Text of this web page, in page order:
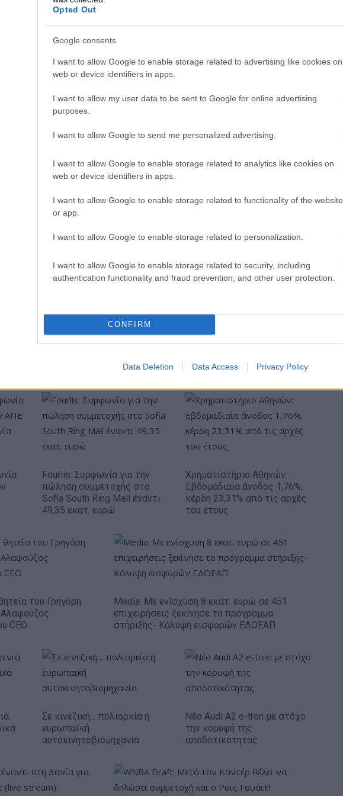
Opted Out
Google consents
I want to allow Google to enable storage related to advertising like cookies on
web or device identifiers in apps.
I want to allow my user data to be sent to Google for online advertising
purposes.
I want to allow Google to send me personalized advertising.
I want to allow Google to enable storage related to analytics like cookies on
web or device identifiers in apps.
I want to allow Google to enable storage related to functionality of the website
or app.
I want to allow Google to enable storage related to personalization.
I want to allow Google to enable storage related to security, including
authentication functionality and fraud prevention, and other user protection.
CONFIRM
Data Deletion Data Access Privacy Policy
οχήματος (VIN) καθ ‘όλη τη διάρκεια του ταξιδιού από το εργοστάσιο
του οχήματος στις εγκαταστάσεις του αντιπροσώπου.
παράδοσης» (δεδομένα e-CMR) ενός οχήματος που παραδίδεται σε
εγγράφων, που συλλαμβάνει όλες τις πληροφορίες που
διάρκεια του ταξιδιού του VIN μέσω της αλυσίδας εφοδιασμού.
είναι επίσης διαθέσιμη για όλους τους χειρισμούς οχημάτων σε όλες τις
αυτοκίνητα
Investment Bank
προβάδισμα 13
το Ισραήλ
Mundo Deportivo για Παναθηναϊκό: «Μια
Ευρώπη»
Fourlis: Συμφωνία για την
πώληση συμμετοχής στο
Sofia South Ring Mall έναντι
49,35 εκατ. ευρώ
Χρηματιστήριο Αθηνών:
Εβδομαδιαία άνοδος 1,76%,
κέρδη 23,31% από τις αρχές
του έτους
του Γρηγόρη
Αλαφούζος
CEO
Media: Με ενίσχυση 8 εκατ. ευρώ σε 451
επιχειρήσεις ξεκίνησε το πρόγραμμα
στήριξης- Κάλυψη εισφορών ΕΔΟΕΑΠ
Σε κινεζική… πολιορκία η
ευρωπαϊκή
αυτοκινητοβιομηχανία
Νέο Audi A2 e-tron με στόχο
την κορυφή της
αποδοτικότητας